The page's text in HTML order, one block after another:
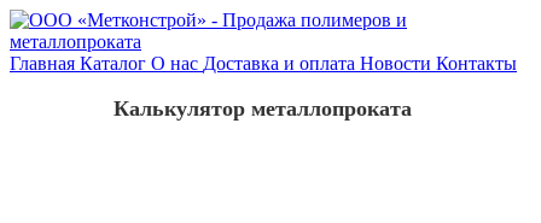
Главная Каталог О нас Доставка и оплата Новости Контакты
Калькулятор металлопроката